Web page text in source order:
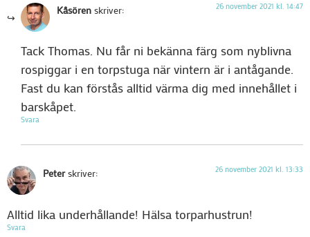
Kåsören skriver: 26 november 2021 kl. 14:47
Tack Thomas. Nu får ni bekänna färg som nyblivna
rospiggar i en torpstuga när vintern är i antågande.
Fast du kan förstås alltid värma dig med innehållet i
barskåpet.
Svara
Peter skriver: 26 november 2021 kl. 13:33
Alltid lika underhållande! Hälsa torparhustrun!
Svara